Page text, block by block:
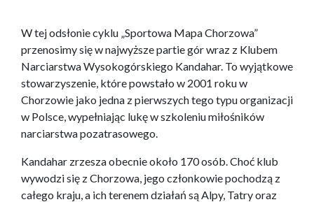
W tej odsłonie cyklu „Sportowa Mapa Chorzowa”
przenosimy się w najwyższe partie gór wraz z Klubem
Narciarstwa Wysokogórskiego Kandahar. To wyjątkowe
stowarzyszenie, które powstało w 2001 roku w
Chorzowie jako jedna z pierwszych tego typu organizacji
w Polsce, wypełniając lukę w szkoleniu miłośników
narciarstwa pozatrasowego.
Kandahar zrzesza obecnie około 170 osób. Choć klub
wywodzi się z Chorzowa, jego członkowie pochodzą z
całego kraju, a ich terenem działań są Alpy, Tatry oraz